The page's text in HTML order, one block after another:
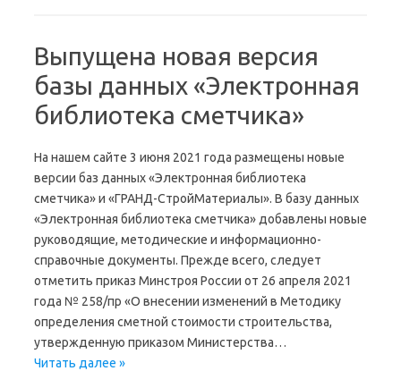
Выпущена новая версия
базы данных «Электронная
библиотека сметчика»
На нашем сайте 3 июня 2021 года размещены новые
версии баз данных «Электронная библиотека
сметчика» и «ГРАНД-СтройМатериалы». В базу данных
«Электронная библиотека сметчика» добавлены новые
руководящие, методические и информационно-
справочные документы. Прежде всего, следует
отметить приказ Минстроя России от 26 апреля 2021
года № 258/пр «О внесении изменений в Методику
определения сметной стоимости строительства,
утвержденную приказом Министерства…
Читать далее »